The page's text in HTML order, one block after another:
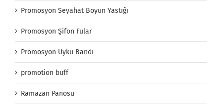
Promosyon Seyahat Boyun Yastığı
Promosyon Şifon Fular
Promosyon Uyku Bandı
promotion buff
Ramazan Panosu